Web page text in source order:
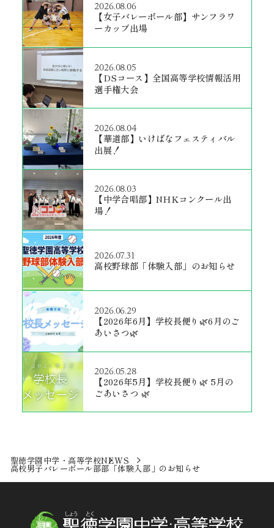
2026.08.06
【女子バレーボール部】サンフラワ
ーカップ出場
2026.08.05
【DSコース】全国高等学校情報活用
選手権大会
2026.08.04
【華道部】いけばなフェスティバル
出展！
2026.08.03
【中学合唱部】NHKコンクール出
場！
2026.07.31
高校野球部「体験入部」のお知らせ
2026.06.29
【2026年6月】学校長便り🌿6月のご
あいさつ🌿
2026.05.28
【2026年5月】学校長便り🌿 5月の
ごあいさつ 🌿
聖徳学園中学・高等学校NEWS
高校男子バレーボール部部「体験入部」のお知らせ